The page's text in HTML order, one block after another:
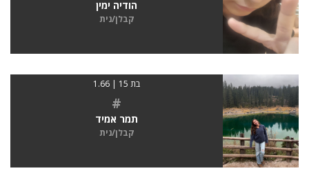
הודיה ימין
קבלן/נית
בת 15 | 1.66
#
תמר אמיד
קבלן/נית